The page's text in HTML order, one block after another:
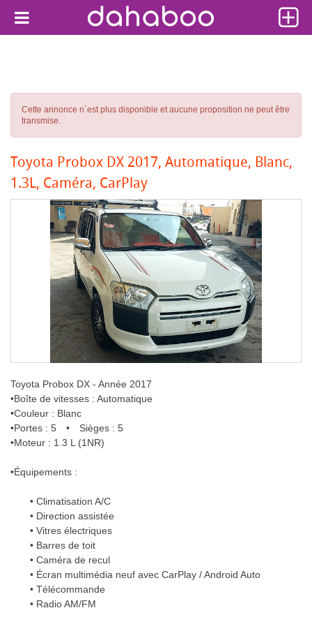
Cette annonce n´est plus disponible et aucune proposition ne peut être
transmise.
Toyota Probox DX 2017, Automatique, Blanc,
1.3L, Caméra, CarPlay
Toyota Probox DX - Année 2017
•Boîte de vitesses : Automatique
•Couleur : Blanc
•Portes : 5 • Sièges : 5
•Moteur : 1.3 L (1NR)
•Équipements :
• Climatisation A/C
• Direction assistée
• Vitres électriques
• Barres de toit
• Caméra de recul
• Écran multimédia neuf avec CarPlay / Android Auto
• Télécommande
• Radio AM/FM